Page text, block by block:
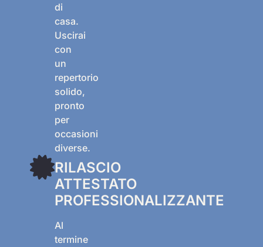
di
casa.
Uscirai
con
un
repertorio
solido,
pronto
per
occasioni
diverse.
RILASCIO
ATTESTATO
PROFESSIONALIZZANTE
Al
termine